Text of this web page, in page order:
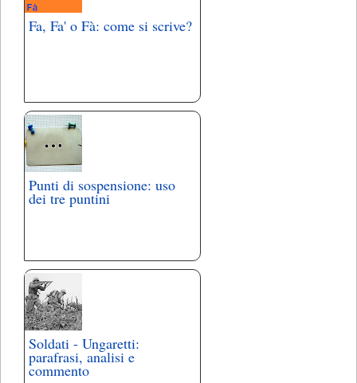
Fa, Fa' o Fà: come si scrive?
Punti di sospensione: uso
dei tre puntini
Soldati - Ungaretti:
parafrasi, analisi e
commento